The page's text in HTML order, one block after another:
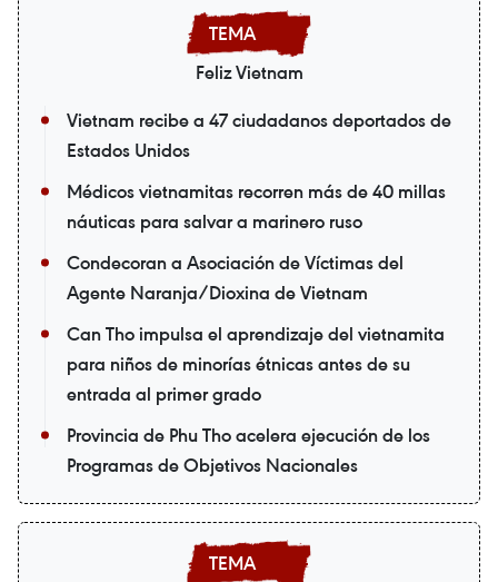
Feliz Vietnam
Vietnam recibe a 47 ciudadanos deportados de
Estados Unidos
Médicos vietnamitas recorren más de 40 millas
náuticas para salvar a marinero ruso
Condecoran a Asociación de Víctimas del
Agente Naranja/Dioxina de Vietnam
Can Tho impulsa el aprendizaje del vietnamita
para niños de minorías étnicas antes de su
entrada al primer grado
Provincia de Phu Tho acelera ejecución de los
Programas de Objetivos Nacionales